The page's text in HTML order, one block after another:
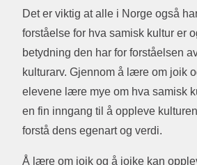
Det er viktig at alle i Norge også
forståelse for hva samisk kultur er
betydning den har for forståelsen
kulturarv. Gjennom å lære om joik
elevene lære mye om hva samisk
en fin inngang til å oppleve
forstå dens egenart og verdi.
Å lære om joik og å joike kan